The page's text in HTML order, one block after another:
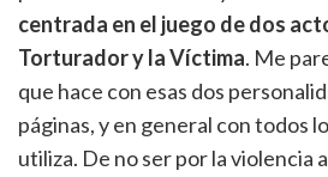
centrada en el juego de dos
Torturador y la Víctima. Me
que hace con esas dos
páginas, y en general con todos
utiliza. De no ser por la violencia